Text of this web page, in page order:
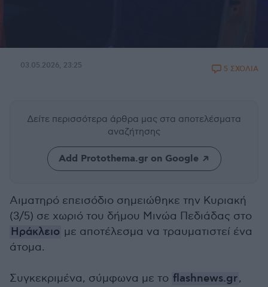
03.05.2026, 23:25 5 ΣΧΟΛΙΑ
Δείτε περισσότερα άρθρα μας στα αποτελέσματα
αναζήτησης
Add Protothema.gr on Google
Αιματηρό επεισόδιο σημειώθηκε την Κυριακή
(3/5) σε χωριό του δήμου Μινώα Πεδιάδας στο
Ηράκλειο με αποτέλεσμα να τραυματιστεί ένα
άτομα.
Συγκεκριμένα, σύμφωνα με το flashnews.gr,